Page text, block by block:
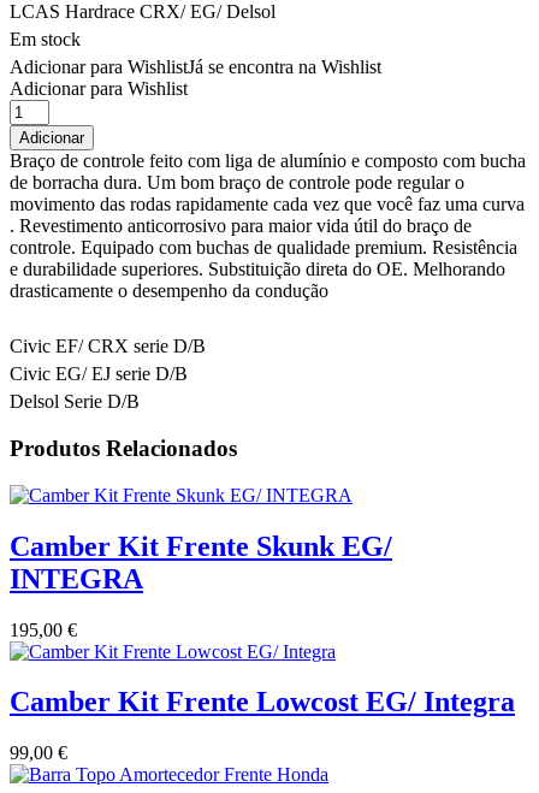
LCAS Hardrace CRX/ EG/ Delsol
Em stock
Adicionar para WishlistJá se encontra na Wishlist
Adicionar para Wishlist
Quantidade
de
LCAS
Hardrace
CRX/
EG/
Delsol
Adicionar
Braço de controle feito com liga de alumínio e composto com bucha
de borracha dura. Um bom braço de controle pode regular o
movimento das rodas rapidamente cada vez que você faz uma curva
. Revestimento anticorrosivo para maior vida útil do braço de
controle. Equipado com buchas de qualidade premium. Resistência
e durabilidade superiores. Substituição direta do OE. Melhorando
drasticamente o desempenho da condução
Civic EF/ CRX serie D/B
Civic EG/ EJ serie D/B
Delsol Serie D/B
Produtos Relacionados
Camber Kit Frente Skunk EG/
INTEGRA
195,00 €
Camber Kit Frente Lowcost EG/ Integra
99,00 €